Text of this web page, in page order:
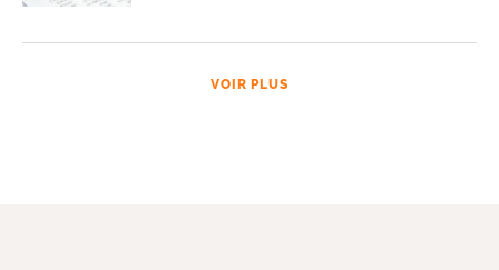
VOIR PLUS